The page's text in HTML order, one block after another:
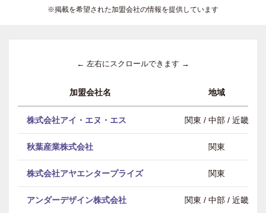
※掲載を希望された加盟会社の情報を提供しています
← 左右にスクロールできます →
加盟会社名 地域
株式会社アイ・エヌ・エス 関東 / 中部 / 近畿
秋葉産業株式会社 関東
株式会社アヤエンタープライズ 関東
アンダーデザイン株式会社 関東 / 中部 / 近畿